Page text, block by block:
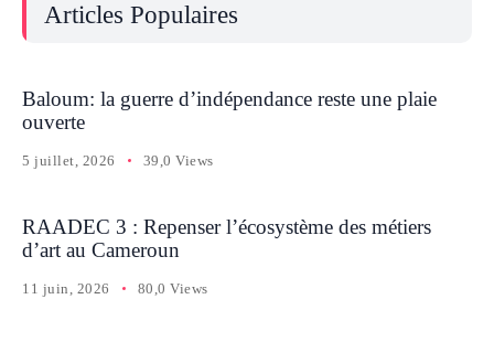
Articles Populaires
Baloum: la guerre d’indépendance reste une plaie
ouverte
5 juillet, 2026 39,0 Views
RAADEC 3 : Repenser l’écosystème des métiers
d’art au Cameroun
11 juin, 2026 80,0 Views